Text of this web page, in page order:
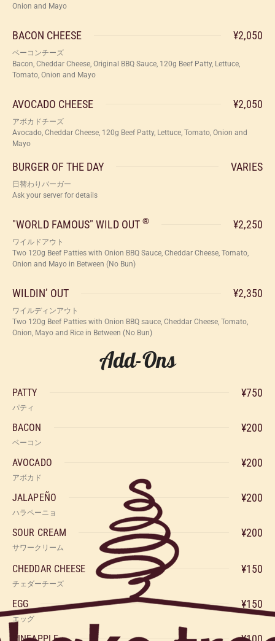
Onion and Mayo
BACON CHEESE ¥2,050
ベーコンチーズ
Bacon, Cheddar Cheese, Original BBQ Sauce, 120g Beef Patty, Lettuce,
Tomato, Onion and Mayo
AVOCADO CHEESE ¥2,050
アボカドチーズ
Avocado, Cheddar Cheese, 120g Beef Patty, Lettuce, Tomato, Onion and
Mayo
BURGER OF THE DAY VARIES
日替わりバーガー
Ask your server for details
"WORLD FAMOUS" WILD OUT ® ¥2,250
ワイルドアウト
Two 120g Beef Patties with Onion BBQ Sauce, Cheddar Cheese, Tomato,
Onion and Mayo in Between (No Bun)
WILDIN’ OUT ¥2,350
ワイルディンアウト
Two 120g Beef Patties with Onion BBQ sauce, Cheddar Cheese, Tomato,
Onion, Mayo and Rice in Between (No Bun)
Add-Ons
PATTY ¥750
パティ
BACON ¥200
ベーコン
AVOCADO ¥200
アボカド
JALAPEÑO ¥200
ハラペーニョ
SOUR CREAM ¥200
サワークリーム
CHEDDAR CHEESE ¥150
チェダーチーズ
EGG ¥150
エッグ